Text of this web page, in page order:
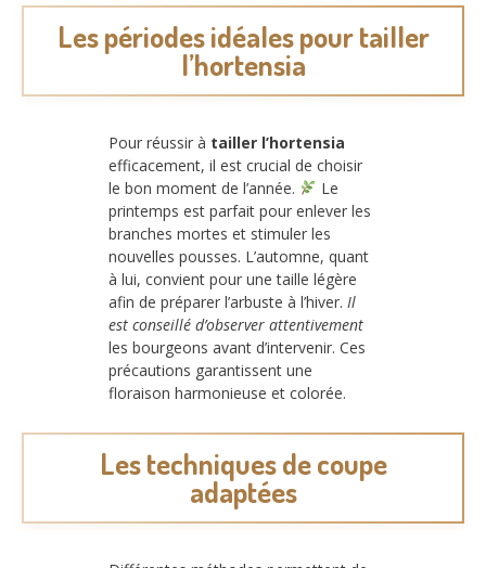
Les périodes idéales pour tailler
l’hortensia
Pour réussir à tailler l’hortensia
efficacement, il est crucial de choisir
le bon moment de l’année.
Le
printemps est parfait pour enlever les
branches mortes et stimuler les
nouvelles pousses. L’automne, quant
à lui, convient pour une taille légère
afin de préparer l’arbuste à l’hiver. Il
est conseillé d’observer attentivement
les bourgeons avant d’intervenir. Ces
précautions garantissent une
floraison harmonieuse et colorée.
Les techniques de coupe
adaptées